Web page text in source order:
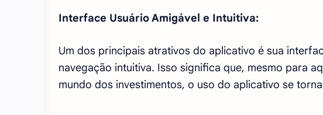
Interface Usuário Amigável e Intuitiva:
Um dos principais atrativos do aplicativo é sua
navegação intuitiva. Isso significa que, mesmo para
mundo dos investimentos, o uso do aplicativo se